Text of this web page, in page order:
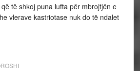
të shkoj puna lufta për mbrojtjën e
vlerave kastriotase nuk do të ndalet